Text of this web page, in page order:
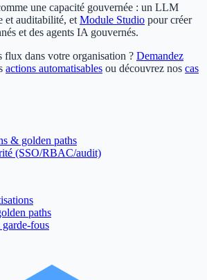
une capacité gouvernée : un LLM
et auditabilité, et Module Studio pour créer
et des agents IA gouvernés.
flux dans votre organisation ? Demandez
actions automatisables ou découvrez nos cas
& golden paths
(SSO/RBAC/audit)
paths
fous